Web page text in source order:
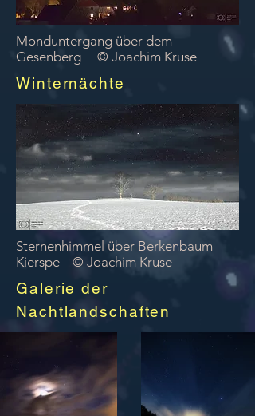
Monduntergang über dem
Gesenberg © Joachim Kruse
Winternächte
Sternenhimmel über Berkenbaum -
Kierspe © Joachim Kruse
Galerie der
Nachtlandschaften